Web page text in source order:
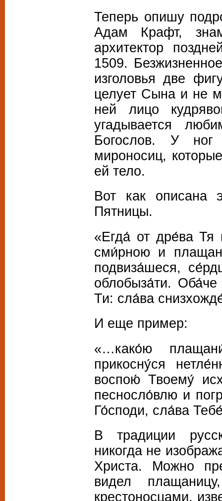
Теперь опишу
Адам Крафт,
архитектор
1509.
изголовья две
целует Сына и не
ней лицо
угадывается
Богослов. У
мироносиц,
ей тело.
Вот как описана
Пятницы.
«Егда́ от дре́ва
сми́рною и
подвиза́шеся,
облобыза́ти.
Ти: сла́ва
И еще пример:
«…како́ю
прикосну́ся
воспою́ Твоему́
песносло́влю и
Го́споди, сла́ва
В традиции
никогда не
Христа. Можно
видел
крестоносцами,